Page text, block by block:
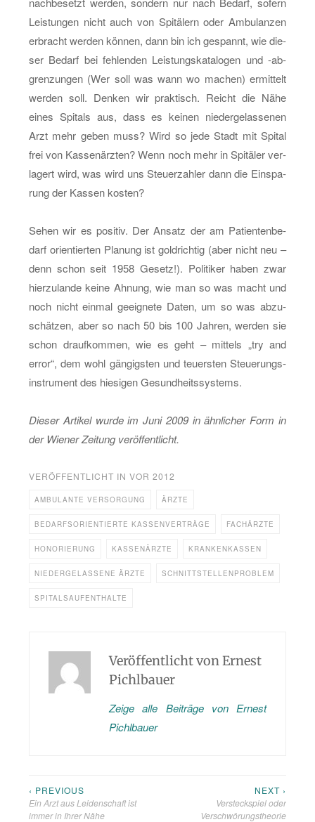
Leis­tun­gen nicht auch von Spi­tä­lern oder Am­bu­lan­zen
er­bracht wer­den kön­nen, dann bin ich ge­spannt, wie die­
ser Be­darf bei feh­len­den Leis­tungs­ka­ta­lo­gen und -ab­
gren­zun­gen (Wer soll was wann wo ma­chen) er­mit­telt
wer­den soll. Den­ken wir prak­tisch. Reicht die Nähe
eines Spi­tals aus, dass es kei­nen nie­der­ge­las­se­nen
Arzt mehr geben muss? Wird so jede Stadt mit Spi­tal
frei von Kas­sen­ärz­ten? Wenn noch mehr in Spi­tä­ler ver­
la­gert wird, was wird uns Steu­er­zah­ler dann die Ein­spa­
rung der Kas­sen kos­ten?
Sehen wir es po­si­tiv. Der An­satz der am Pa­ti­en­ten­be­
darf ori­en­tier­ten Pla­nung ist gold­rich­tig (aber nicht neu –
denn schon seit 1958 Ge­setz!). Po­li­ti­ker haben zwar
hier­zu­lan­de keine Ah­nung, wie man so was macht und
noch nicht ein­mal ge­eig­ne­te Daten, um so was ab­zu­
schät­zen, aber so nach 50 bis 100 Jah­ren, wer­den sie
schon drauf­kom­men, wie es geht – mit­tels „try and
error“, dem wohl gän­gigs­ten und teu­ers­ten Steue­rungs­
in­stru­ment des hie­si­gen Ge­sund­heits­sys­tems.
Die­ser Ar­ti­kel wurde im Juni 2009 in ähn­li­cher Form in
der Wie­ner Zei­tung ver­öf­fent­licht.
VERÖFFENTLICHT IN VOR 2012
AMBULANTE VERSORGUNG ÄRZTE
BEDARFSORIENTIERTE KASSENVERTRÄGE FACHÄRZTE
HONORIERUNG KASSENÄRZTE KRANKENKASSEN
NIEDERGELASSENE ÄRZTE SCHNITTSTELLENPROBLEM
SPITALSAUFENTHALTE
Veröffentlicht von Ernest
Pichlbauer
Zeige alle Beiträge von Ernest
Pichlbauer
Beitragsnavigation
‹ PREVIOUS
Ein Arzt aus Leidenschaft ist
immer in Ihrer Nähe
NEXT ›
Versteckspiel oder
Verschwörungstheorie